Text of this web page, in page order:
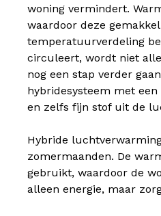
woning vermindert.
waardoor deze
temperatuurverdeling
circuleert, wordt niet
nog een stap verder
hybridesysteem met
en zelfs fijn stof uit de
Hybride
zomermaanden. De
gebruikt, waardoor de
alleen energie, maar